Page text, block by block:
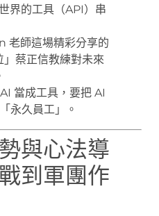
界的工具（API）串
老師這場精彩分享的
蔡正信教練對未來
AI 當成工具，要把 AI
永久員工」。
與心法導
到軍團作